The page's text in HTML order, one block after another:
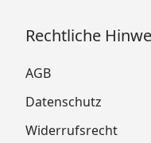
Rechtliche
AGB
Datenschutz
Widerrufsrecht